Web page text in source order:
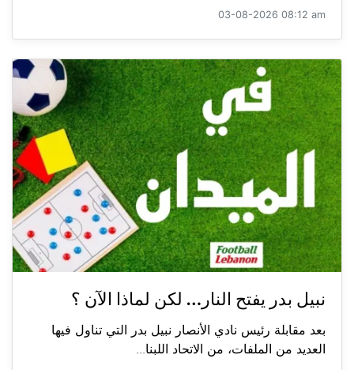
03-08-2026 08:12 am
نبيل بدر يفتح النار… لكن لماذا الآن ؟
بعد مقابلة رئيس نادي الأنصار نبيل بدر التي تناول فيها
العديد من الملفات، من الاتحاد اللبنا...